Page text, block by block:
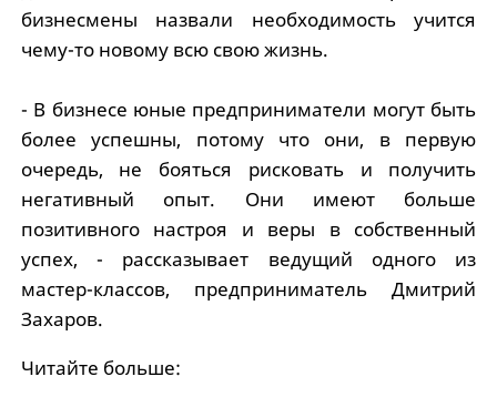
бизнесмены назвали необходимость учится
чему-то новому всю свою жизнь.
- В бизнесе юные предприниматели могут быть
более успешны, потому что они, в первую
очередь, не бояться рисковать и получить
негативный опыт. Они имеют больше
позитивного настроя и веры в собственный
успех, - рассказывает ведущий одного из
мастер-классов, предприниматель Дмитрий
Захаров.
Читайте больше: